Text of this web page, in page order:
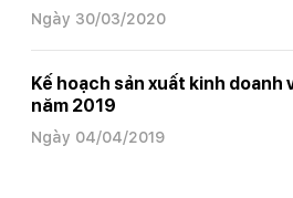
Ngày 30/03/2020
Kế hoạch sản xuất kinh doanh
năm 2019
Ngày 04/04/2019